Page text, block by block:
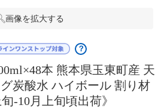
画像を拡大する
？
本 熊本県玉東町産 天
炭酸水 ハイボール 割り材
-10月上旬頃出荷》